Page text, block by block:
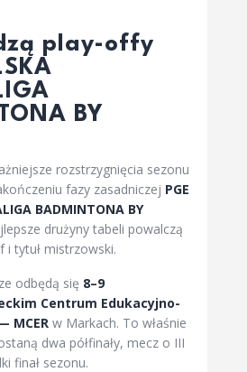
play-offy
BY
rozstrzygnięcia sezonu
fazy zasadniczej PGE
BADMINTONA BY
drużyny tabeli powalczą
tytuł mistrzowski.
odbędą się 8–9
Centrum Edukacyjno-
MCER w Markach. To właśnie
dwa półfinały, mecz o III
finał sezonu.